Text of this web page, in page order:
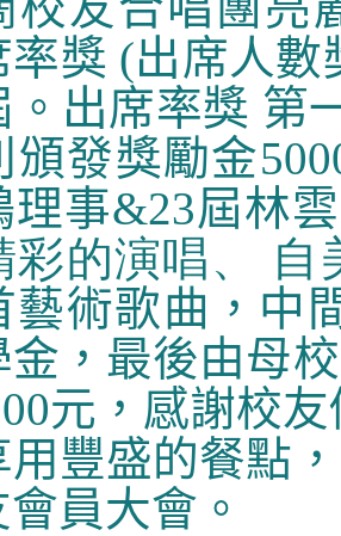
獎 (出席人
。出席率獎 第
頒發獎勵金
理事&23屆林
彩的演唱、 自
藝術歌曲，中
，最後由母
元，感謝校
豐盛的餐點
員大會。